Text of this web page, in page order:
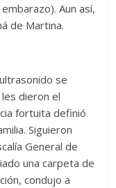
Aun así,
de Martina.
se
dieron el
fortuita definió
Siguieron
General de
una carpeta de
condujo a